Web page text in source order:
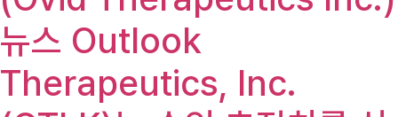
뉴스 Outlook
Therapeutics, Inc.